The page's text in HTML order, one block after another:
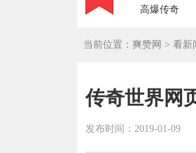
高爆传奇
当前位置： 爽赞网 > 看新
传奇世界网
发布时间： 2019-01-09